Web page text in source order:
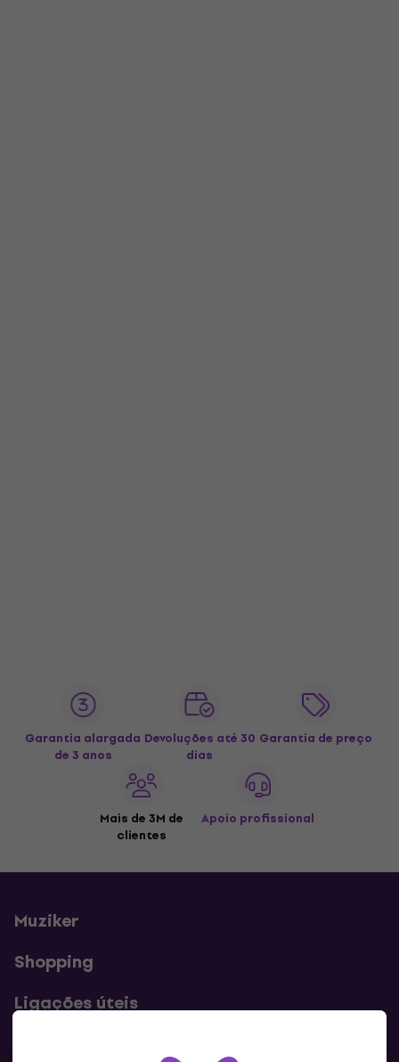
Garantia alargada
de 3 anos
Devoluções até 30
dias
Garantia de preço
Mais de 3M de
clientes
Apoio profissional
Muziker
Shopping
Ligações úteis